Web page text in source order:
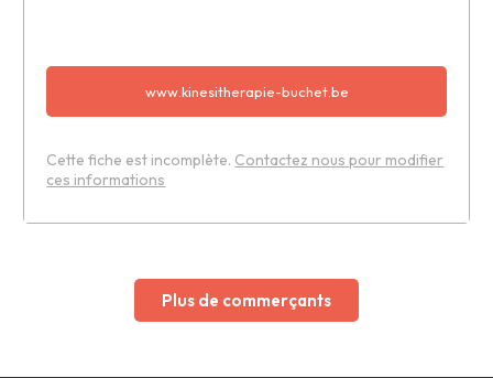
www.kinesitherapie-buchet.be
Cette fiche est incomplète. Contactez nous pour modifier
ces informations
Plus de commerçants